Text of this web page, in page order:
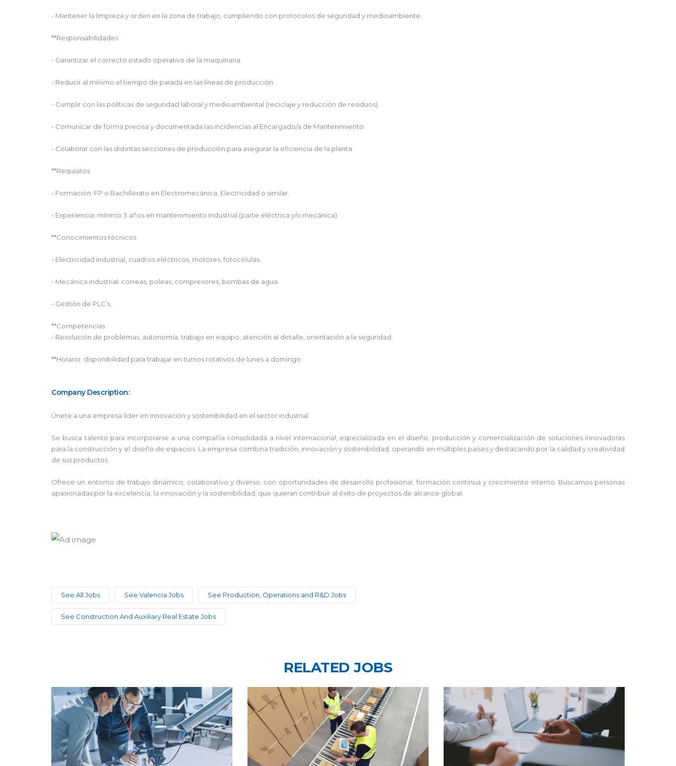
- Mantener la limpieza y orden en la zona de trabajo, cumpliendo con protocolos de seguridad y medioambiente.
**Responsabilidades
- Garantizar el correcto estado operativo de la maquinaria.
- Reducir al mínimo el tiempo de parada en las líneas de producción.
- Cumplir con las políticas de seguridad laboral y medioambiental (reciclaje y reducción de residuos).
- Comunicar de forma precisa y documentada las incidencias al Encargado/a de Mantenimiento.
- Colaborar con las distintas secciones de producción para asegurar la eficiencia de la planta.
**Requisitos
- Formación: FP o Bachillerato en Electromecánica, Electricidad o similar.
- Experiencia: mínimo 3 años en mantenimiento industrial (parte eléctrica y/o mecánica).
**Conocimientos técnicos
- Electricidad industrial, cuadros eléctricos, motores, fotocélulas.
- Mecánica industrial: correas, poleas, compresores, bombas de agua.
- Gestión de PLC’s.
**Competencias
- Resolución de problemas, autonomía, trabajo en equipo, atención al detalle, orientación a la seguridad.
**Horario: disponibilidad para trabajar en turnos rotativos de lunes a domingo.
Company Description:
Únete a una empresa líder en innovación y sostenibilidad en el sector industrial
Se busca talento para incorporarse a una compañía consolidada a nivel internacional, especializada en el diseño, producción y comercialización de soluciones innovadoras
para la construcción y el diseño de espacios. La empresa combina tradición, innovación y sostenibilidad, operando en múltiples países y destacando por la calidad y creatividad
de sus productos.
Ofrece un entorno de trabajo dinámico, colaborativo y diverso, con oportunidades de desarrollo profesional, formación continua y crecimiento interno. Buscamos personas
apasionadas por la excelencia, la innovación y la sostenibilidad, que quieran contribuir al éxito de proyectos de alcance global.
See All Jobs See Valencia Jobs See Production, Operations and R&D Jobs
See Construction And Auxiliary Real Estate Jobs
RELATED JOBS